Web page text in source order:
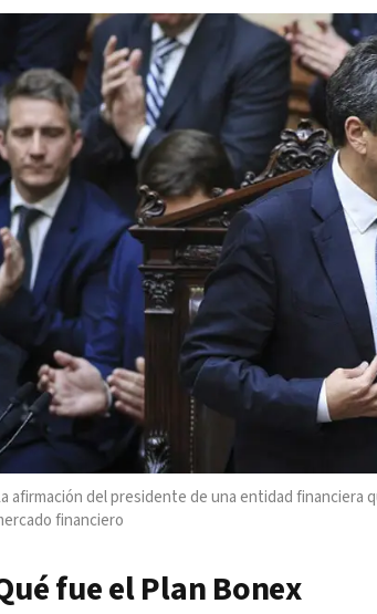
afirmación del presidente de una entidad financiera
financiero
fue el Plan Bonex